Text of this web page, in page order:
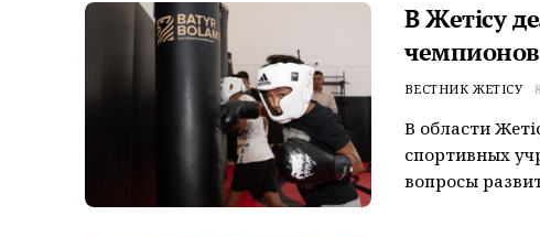
В Жетісу
чемпионов
ВЕСТНИК ЖЕТІСУ
В области
спортивных
вопросы